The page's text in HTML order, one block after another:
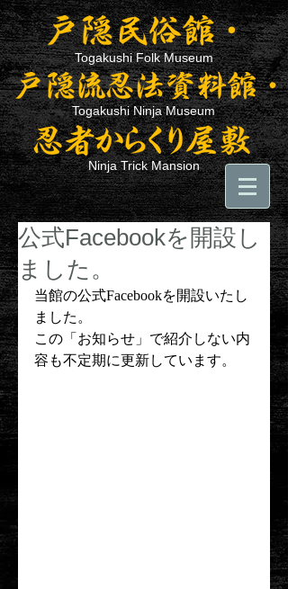
Togakushi Folk Museum
Togakushi Ninja Museum
Ninja Trick Mansion
公式Facebookを開設し
ました。
当館の公式Facebookを開設いたし
ました。
この「お知らせ」で紹介しない内
容も不定期に更新しています。